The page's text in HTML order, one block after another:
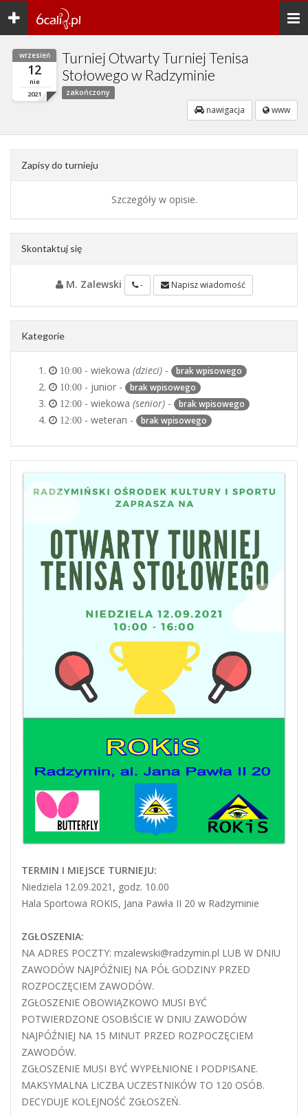
Toggle
navigation
wrzesień
12
nie
2021
Turniej Otwarty Turniej Tenisa
Stołowego w Radzyminie
zakończony
nawigacja www
Zapisy do turnieju
Szczegóły w opisie.
Skontaktuj się
M. Zalewski - Napisz wiadomość
Kategorie
10:00 - wiekowa (dzieci) - brak wpisowego
10:00 - junior - brak wpisowego
12:00 - wiekowa (senior) - brak wpisowego
12:00 - weteran - brak wpisowego
TERMIN I MIEJSCE TURNIEJU:
Niedziela 12.09.2021, godz. 10.00
Hala Sportowa ROKIS, Jana Pawła II 20 w Radzyminie
ZGŁOSZENIA:
NA ADRES POCZTY: mzalewski@radzymin.pl LUB W DNIU
ZAWODÓW NAJPÓŹNIEJ NA PÓŁ GODZINY PRZED
ROZPOCZĘCIEM ZAWODÓW.
ZGŁOSZENIE OBOWIĄZKOWO MUSI BYĆ
POTWIERDZONE OSOBIŚCIE W DNIU ZAWODÓW
NAJPÓŹNIEJ NA 15 MINUT PRZED ROZPOCZĘCIEM
ZAWODÓW.
ZGŁOSZENIE MUSI BYĆ WYPEŁNIONE I PODPISANE.
MAKSYMALNA LICZBA UCZESTNIKÓW TO 120 OSÓB.
DECYDUJE KOLEJNOŚĆ ZGŁOSZEŃ.